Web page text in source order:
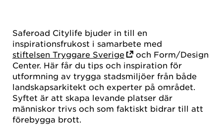
Saferoad Citylife bjuder in till en
inspirationsfrukost i samarbete med
stiftelsen Tryggare Sverige
och Form/Design
Center. Här får du tips och inspiration för
utformning av trygga stadsmiljöer från både
landskapsarkitekt och experter på området.
Syftet är att skapa levande platser där
människor trivs och som faktiskt bidrar till att
förebygga brott.